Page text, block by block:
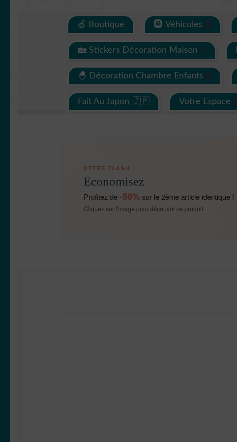
🍏 Boutique 🛞 Véhicules
🏡 Stickers Décoration Maison
🐣 Décoration Chambre Enfants
Fait Au Japon 🇯🇵 Votre Espace
OFFRE FLASH
Economisez
Profitez de-50% sur le 2ème article identique !
Cliquez sur l'image pour découvrir ce produit.